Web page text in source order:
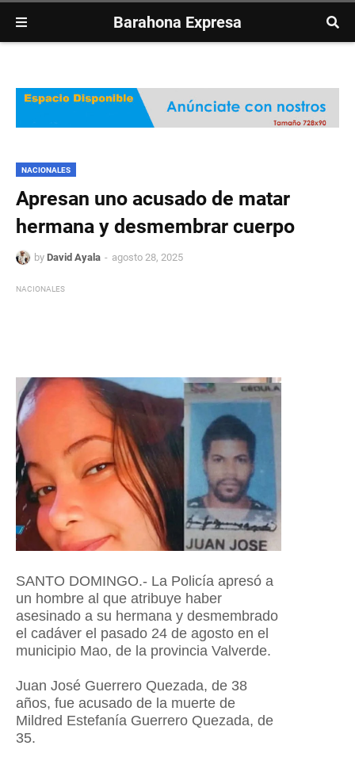
Barahona Expresa
NACIONALES
Apresan uno acusado de matar
hermana y desmembrar cuerpo
by David Ayala agosto 28, 2025
NACIONALES
SANTO DOMINGO.- La Policía apresó a
un hombre al que atribuye haber
asesinado a su hermana y desmembrado
el cadáver el pasado 24 de agosto en el
municipio Mao, de la provincia Valverde.
Juan José Guerrero Quezada, de 38
años, fue acusado de la muerte de
Mildred Estefanía Guerrero Quezada, de
35.